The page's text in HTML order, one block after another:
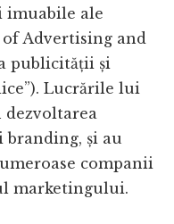
imuabile ale
Advertising and
publicității și
Lucrările lui
dezvoltarea
branding, și au
companii
marketingului.